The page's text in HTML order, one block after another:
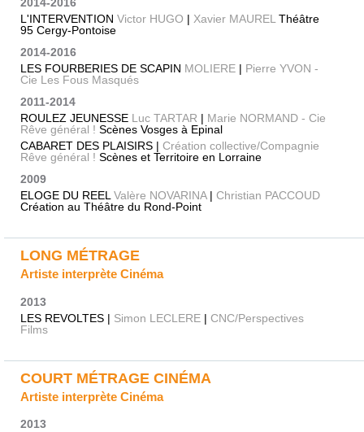
2014-2016
L'INTERVENTION Victor HUGO | Xavier MAURELThéâtre
95 Cergy-Pontoise
2014-2016
LES FOURBERIES DE SCAPIN MOLIERE | Pierre YVON -
Cie Les Fous Masqués
2011-2014
ROULEZ JEUNESSE Luc TARTAR | Marie NORMAND - Cie
Rêve général ! Scènes Vosges à Epinal
CABARET DES PLAISIRS | Création collective/Compagnie
Rêve général ! Scènes et Territoire en Lorraine
2009
ELOGE DU REELValère NOVARINA| Christian PACCOUD
Création au Théâtre du Rond-Point
LONG MÉTRAGE
Artiste interprète Cinéma
2013
LES REVOLTES | Simon LECLERE | CNC/Perspectives
Films
COURT MÉTRAGE CINÉMA
Artiste interprète Cinéma
2013